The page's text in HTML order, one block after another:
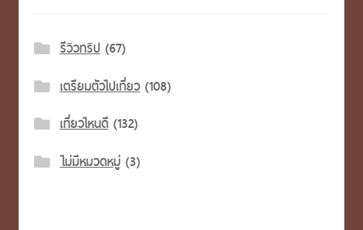
รีวิวทริป (67)
เตรียมตัวไปเที่ยว(108)
เที่ยวไหนดี(132)
ไม่มีหมวดหมู่(3)